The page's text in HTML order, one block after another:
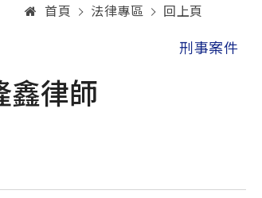
首頁 法律專區 回上頁
刑事案件
鑫律師